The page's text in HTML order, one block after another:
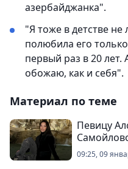
азербайджанка".
"Я тоже в детстве
полюбила его
первый раз в 20 лет.
обожаю, как и себя".
Материал по теме
Певицу
09:25, 09